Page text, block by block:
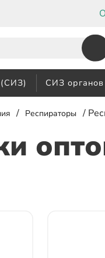
СИЗ
/ Респираторы /